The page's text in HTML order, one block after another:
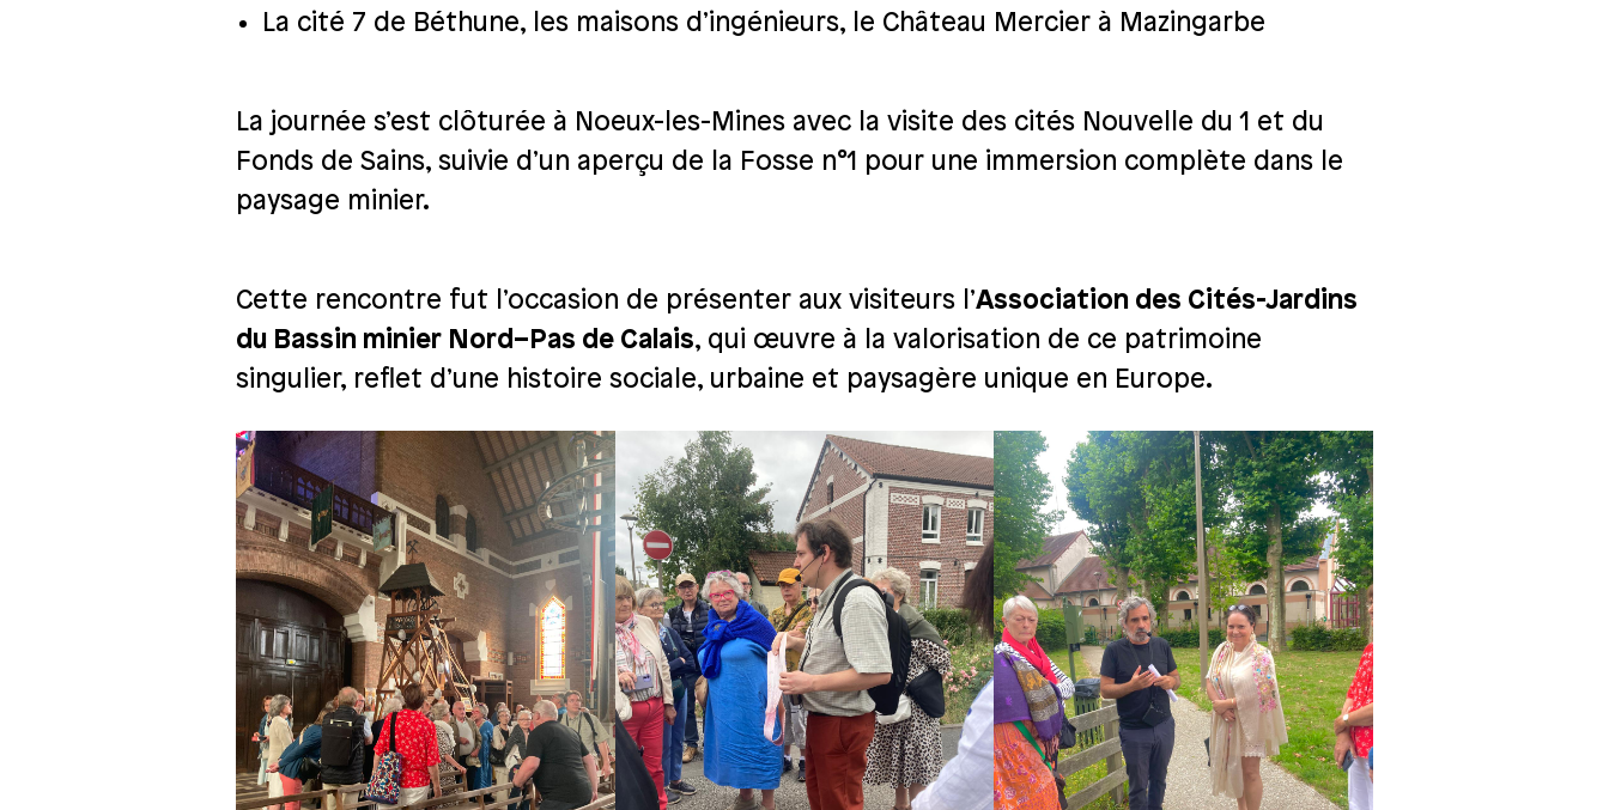
La cité 7 de Béthune, les maisons d’ingénieurs, le Château Mercier à Mazingarbe
La journée s’est clôturée à Noeux-les-Mines avec la visite des cités Nouvelle du 1 et du
Fonds de Sains, suivie d’un aperçu de la Fosse n°1 pour une immersion complète dans le
paysage minier.
Cette rencontre fut l’occasion de présenter aux visiteurs l’Association des Cités-Jardins
du Bassin minier Nord–Pas de Calais, qui œuvre à la valorisation de ce patrimoine
singulier, reflet d’une histoire sociale, urbaine et paysagère unique en Europe.